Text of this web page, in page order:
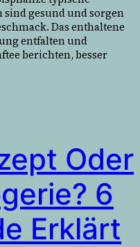
gesund und sorgen
Das enthaltene
entfalten und
berichten, besser
Oder
6
Erklärt